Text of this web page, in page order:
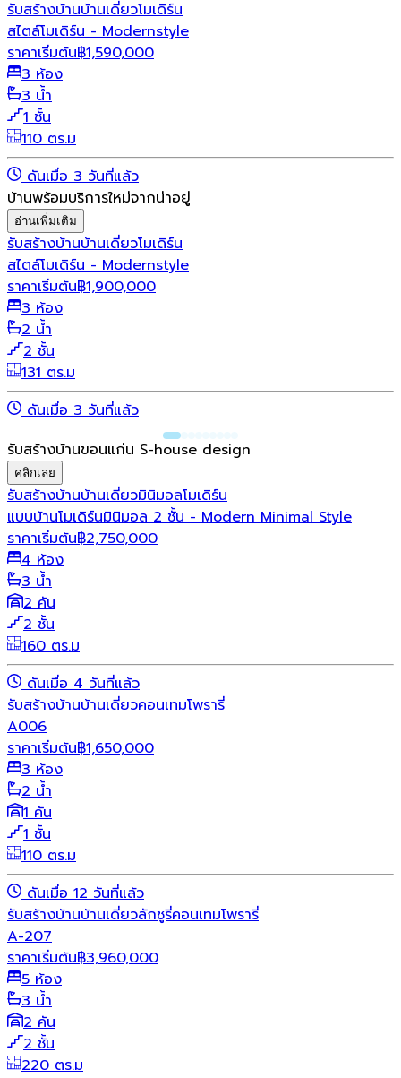
รับสร้างบ้านบ้านเดี่ยวโมเดิร์น
สไตล์โมเดิร์น - Modernstyle
ราคาเริ่มต้น฿1,590,000
3 ห้อง
3 น้ำ
1 ชั้น
110 ตร.ม
ดันเมื่อ 3 วันที่แล้ว
บ้านพร้อมบริการใหม่จากน่าอยู่
อ่านเพิ่มเติม
รับสร้างบ้านบ้านเดี่ยวโมเดิร์น
สไตล์โมเดิร์น - Modernstyle
ราคาเริ่มต้น฿1,900,000
3 ห้อง
2 น้ำ
2 ชั้น
131 ตร.ม
ดันเมื่อ 3 วันที่แล้ว
รับสร้างบ้านขอนแก่น S-house design
คลิกเลย
รับสร้างบ้านบ้านเดี่ยวมินิมอลโมเดิร์น
แบบบ้านโมเดิร์นมินิมอล 2 ชั้น - Modern Minimal Style
ราคาเริ่มต้น฿2,750,000
4 ห้อง
3 น้ำ
2 คัน
2 ชั้น
160 ตร.ม
ดันเมื่อ 4 วันที่แล้ว
รับสร้างบ้านบ้านเดี่ยวคอนเทมโพรารี่
A006
ราคาเริ่มต้น฿1,650,000
3 ห้อง
2 น้ำ
1 คัน
1 ชั้น
110 ตร.ม
ดันเมื่อ 12 วันที่แล้ว
รับสร้างบ้านบ้านเดี่ยวลักชูรี่คอนเทมโพรารี่
A-207
ราคาเริ่มต้น฿3,960,000
5 ห้อง
3 น้ำ
2 คัน
2 ชั้น
220 ตร.ม